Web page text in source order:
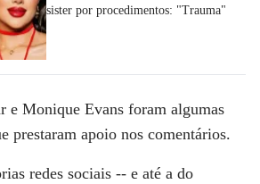
sister por procedimentos: "Trauma"
e Monique Evans foram algumas
prestaram apoio nos comentários.
redes sociais -- e até a do